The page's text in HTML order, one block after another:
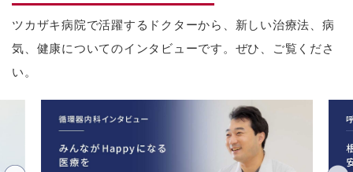
ツカザキ病院で活躍するドクターから、新しい治療法、病
気、健康についてのインタビューです。ぜひ、ご覧くださ
い。